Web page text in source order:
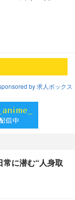
by 求人ボックス
常に潜む“人身取